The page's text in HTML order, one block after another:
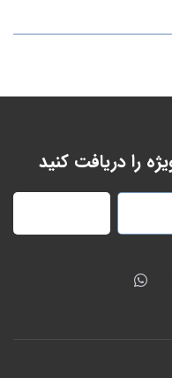
را دریافت کنید